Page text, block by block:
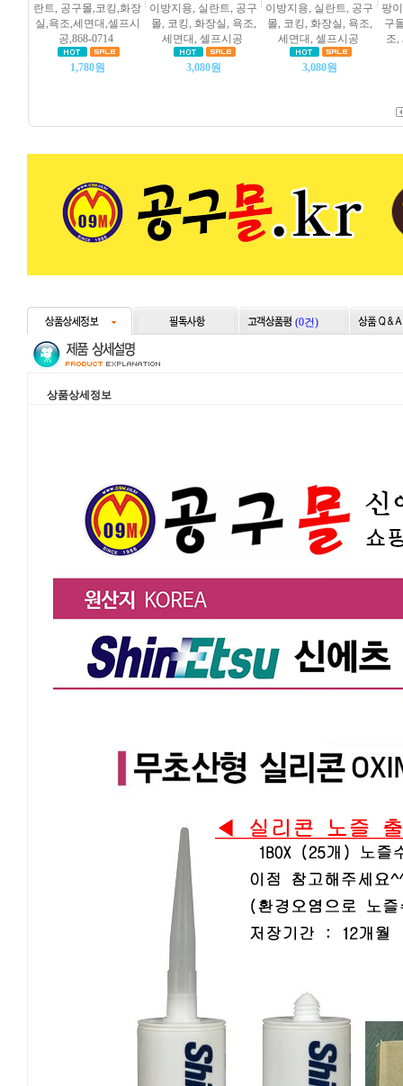
란트, 공구몰,코킹,화장
실,욕조,세면대,셀프시
공,868-0714
1,780원
이방지용, 실란트, 공구
몰, 코킹, 화장실, 욕조,
세면대, 셀프시공
3,080원
이방지용, 실란트, 공구
몰, 코킹, 화장실, 욕조,
세면대, 셀프시공
3,080원
팡
구
조,
(0건)
상품상세정보